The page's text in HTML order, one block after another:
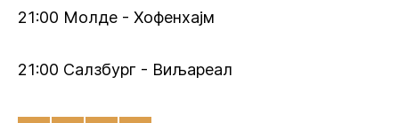
21:00 Молде - Хофенхајм
21:00 Салзбург - Виљареал